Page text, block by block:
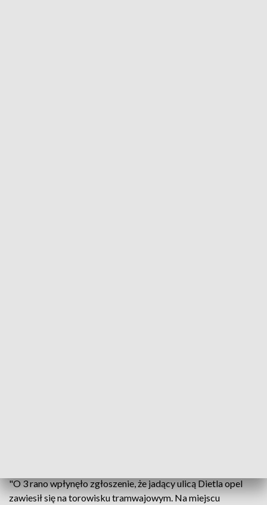
"O 3 rano wpłynęło zgłoszenie, że jadący ulicą Dietla opel
zawiesił się na torowisku tramwajowym. Na miejscu